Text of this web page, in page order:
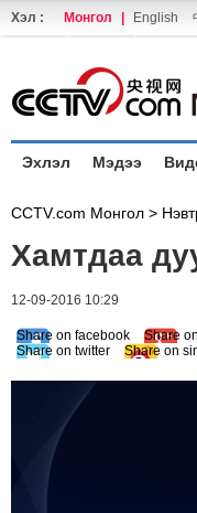
Хэл : Монгол English
Эхлэл Мэдээ
CCTV.com Монгол >
Хамтдаа
12-09-2016 10:29
Share on facebook
Share
Share on twitter
Share on